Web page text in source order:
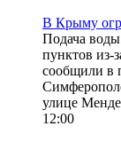
В Крыму
Подача
пунктов из-
сообщили в
улице
12:00